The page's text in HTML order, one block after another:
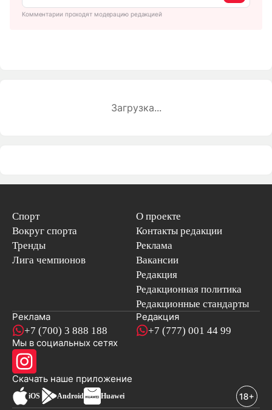
Комментарии проходят модерацию редакцией
Загрузка...
Спорт
Вокруг спорта
Тренды
Лига чемпионов
О проекте
Контакты редакции
Реклама
Вакансии
Редакция
Редакционная политика
Редакционные стандарты
Реклама
+7 (700) 3 888 188
Редакция
+7 (777) 001 44 99
Мы в социальных сетях
Скачать наше приложениеновостей
iOS Android Huawei